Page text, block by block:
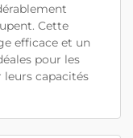
Cette
efficace et un
pour les
capacités